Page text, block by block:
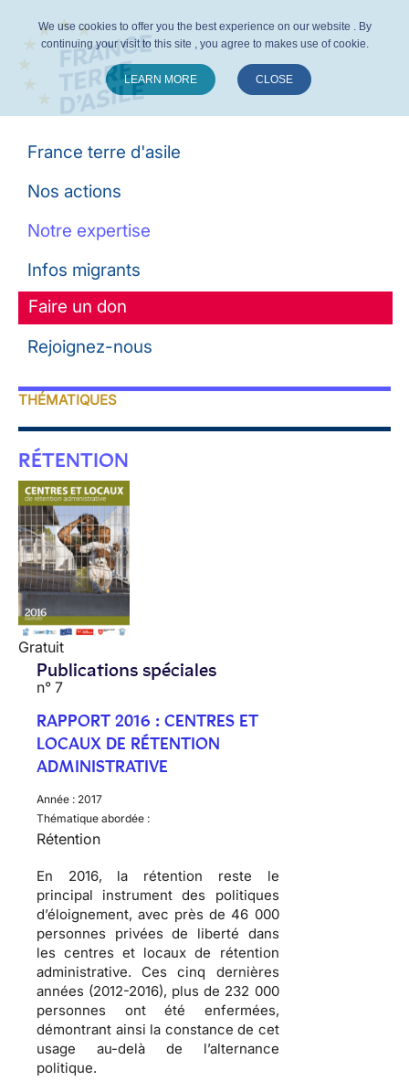
France terre d'asile
Nos actions
Notre expertise
Infos migrants
Faire un don
Rejoignez-nous
THÉMATIQUES
RÉTENTION
Gratuit
Publications spéciales
n° 7
RAPPORT 2016 : CENTRES ET
LOCAUX DE RÉTENTION
ADMINISTRATIVE
Année : 2017
Thématique abordée :
Rétention
En 2016, la rétention reste le
principal instrument des politiques
d’éloignement, avec près de 46 000
personnes privées de liberté dans
les centres et locaux de rétention
administrative. Ces cinq dernières
années (2012-2016), plus de 232 000
personnes ont été enfermées,
démontrant ainsi la constance de cet
usage au-delà de l’alternance
politique.
We use cookies to offer you the best experience on our website . By
continuing your visit to this site , you agree to makes use of cookie.
LEARN MORE CLOSE